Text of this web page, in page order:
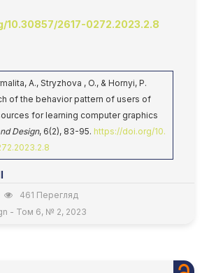
10.30857/2617-0272.2023.2.8
A., Stryzhova , O., & Hornyi, P.
of the behavior pattern of users of
for learning computer graphics
Design, 6(2), 83-95. https://doi.org/10.
461 Перегляд
- Том 6, № 2, 2023